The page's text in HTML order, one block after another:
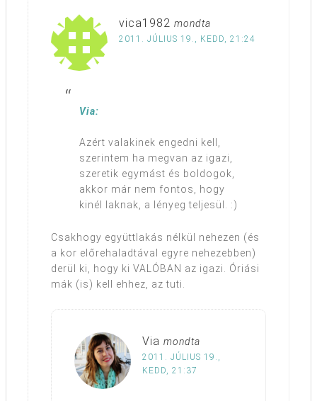
vica1982 mondta
2011. JÚLIUS 19., KEDD, 21:24
Via:
Azért valakinek engedni kell,
szerintem ha megvan az igazi,
szeretik egymást és boldogok,
akkor már nem fontos, hogy
kinél laknak, a lényeg teljesül. :)
Csakhogy együttlakás nélkül nehezen (és
a kor előrehaladtával egyre nehezebben)
derül ki, hogy ki VALÓBAN az igazi. Óriási
mák (is) kell ehhez, az tuti.
Via mondta
2011. JÚLIUS 19.,
KEDD, 21:37